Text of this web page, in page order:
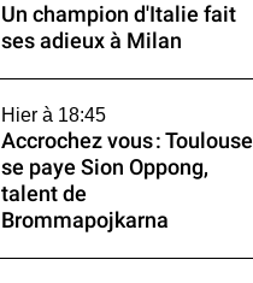
Un champion d'Italie fait
ses adieux à Milan
Hier à 18:45
Accrochez vous : Toulouse
se paye Sion Oppong,
talent de
Brommapojkarna